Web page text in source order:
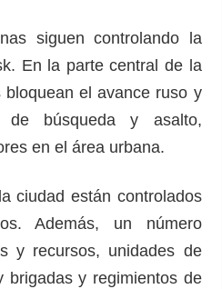
siguen controlando la
En la parte central de la
el avance ruso y
de búsqueda y asalto,
en el área urbana.
ciudad están controlados
Además, un número
y recursos, unidades de
brigadas y regimientos de